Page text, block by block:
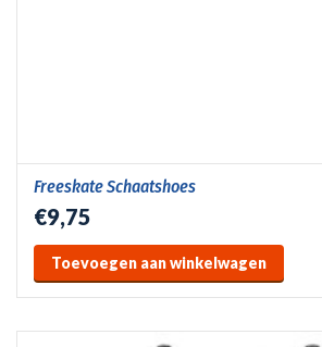
Freeskate Schaatshoes
€9,75
Toevoegen aan winkelwagen